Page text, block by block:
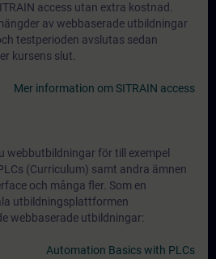
access utan extra kostnad.
av webbaserade utbildningar
testperioden avslutas sedan
kursens slut.
Mer information om SITRAIN access
webbutbildningar för till exempel
(Curriculum) samt andra ämnen
och många fler. Som en
utbildningsplattformen
webbaserade utbildningar:
Automation Basics with PLCs